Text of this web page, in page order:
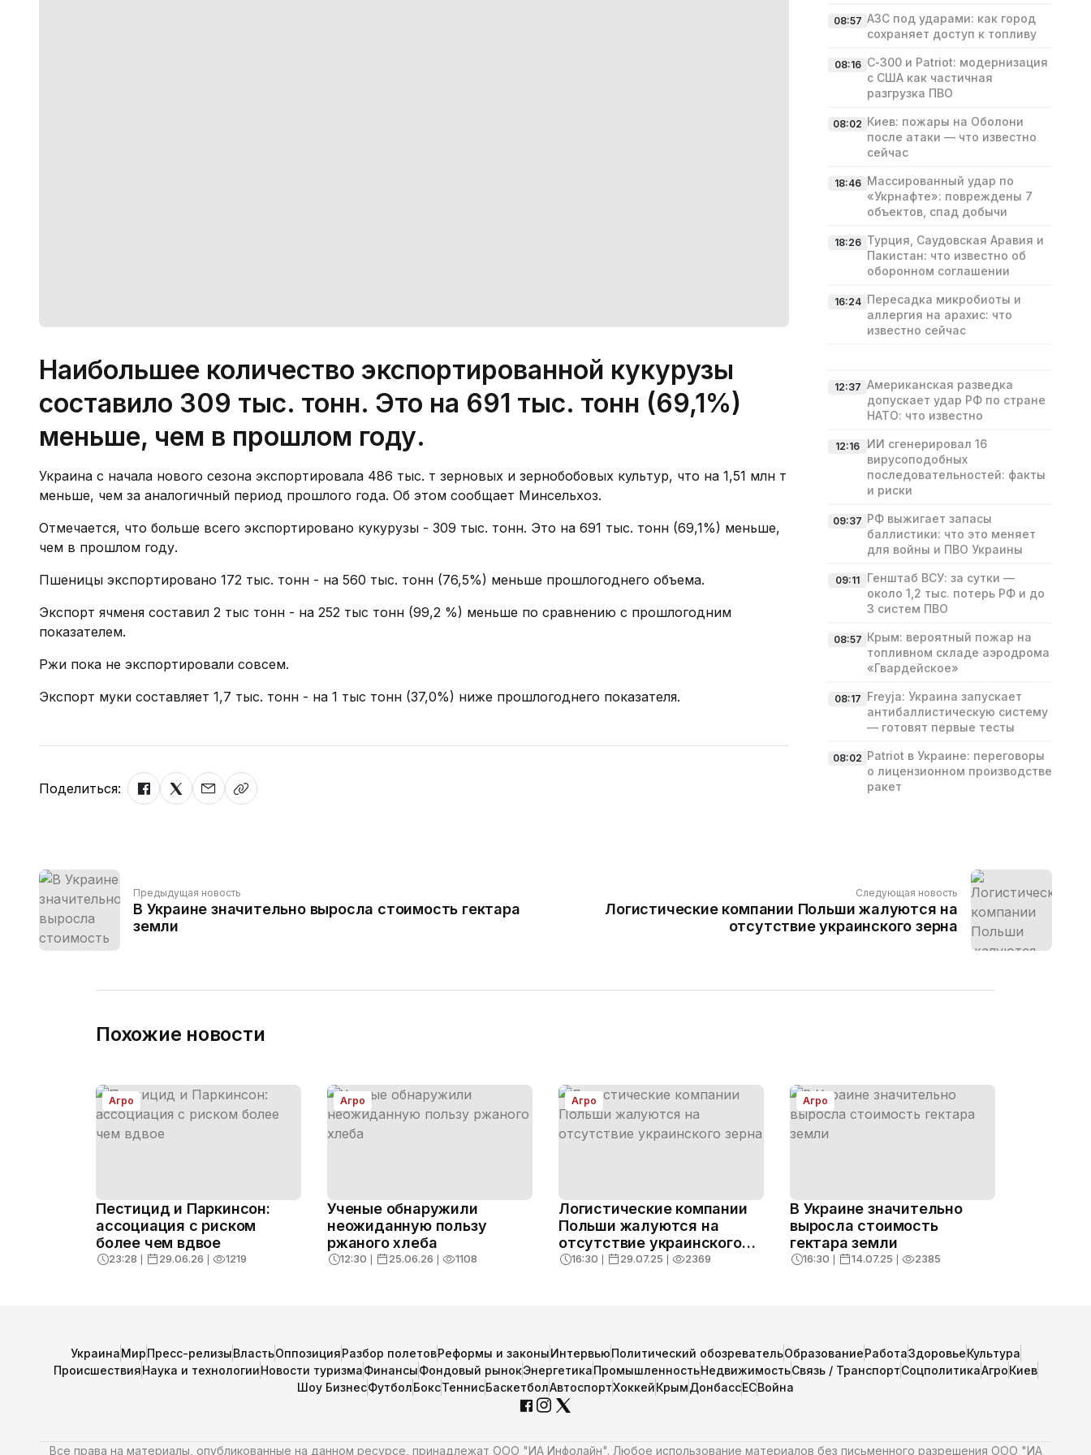
Наибольшее количество экспортированной кукурузы
составило 309 тыс. тонн. Это на 691 тыс. тонн (69,1%)
меньше, чем в прошлом году.
Украина с начала нового сезона экспортировала 486 тыс. т зерновых и зернобобовых культур, что на 1,51 млн т
меньше, чем за аналогичный период прошлого года. Об этом сообщает Минсельхоз.
Отмечается, что больше всего экспортировано кукурузы - 309 тыс. тонн. Это на 691 тыс. тонн (69,1%) меньше,
чем в прошлом году.
Пшеницы экспортировано 172 тыс. тонн - на 560 тыс. тонн (76,5%) меньше прошлогоднего объема.
Экспорт ячменя составил 2 тыс тонн - на 252 тыс тонн (99,2 %) меньше по сравнению с прошлогодним
показателем.
Ржи пока не экспортировали совсем.
Экспорт муки составляет 1,7 тыс. тонн - на 1 тыс тонн (37,0%) ниже прошлогоднего показателя.
Поделиться:
08:57 АЗС под ударами: как город
сохраняет доступ к топливу
08:16 С‑300 и Patriot: модернизация
с США как частичная
разгрузка ПВО
08:02 Киев: пожары на Оболони
после атаки — что известно
сейчас
18:46 Массированный удар по
«Укрнафте»: повреждены 7
объектов, спад добычи
18:26 Турция, Саудовская Аравия и
Пакистан: что известно об
оборонном соглашении
16:24 Пересадка микробиоты и
аллергия на арахис: что
известно сейчас
12:37 Американская разведка
допускает удар РФ по стране
НАТО: что известно
12:16
ИИ сгенерировал 16
вирусоподобных
последовательностей: факты
и риски
09:37 РФ выжигает запасы
баллистики: что это меняет
для войны и ПВО Украины
09:11
Генштаб ВСУ: за сутки —
около 1,2 тыс. потерь РФ и до
3 систем ПВО
08:57 Крым: вероятный пожар на
топливном складе аэродрома
«Гвардейское»
08:17 Freyja: Украина запускает
антибаллистическую систему
— готовят первые тесты
08:02 Patriot в Украине: переговоры
о лицензионном производстве
ракет
Предыдущая новость
В Украине значительно выросла стоимость гектара
земли
Следующая новость
Логистические компании Польши жалуются на
отсутствие украинского зерна
Похожие новости
Агро
Пестицид и Паркинсон:
ассоциация с риском
более чем вдвое
23:28 ❘ 29.06.26 ❘ 1219
Агро
Ученые обнаружили
неожиданную пользу
ржаного хлеба
12:30 ❘ 25.06.26 ❘ 1108
Агро
Логистические компании
Польши жалуются на
отсутствие украинского
зерна
16:30 ❘ 29.07.25 ❘ 2369
Агро
В Украине значительно
выросла стоимость
гектара земли
16:30 ❘ 14.07.25 ❘ 2385
УкраинаМирПресс-релизыВластьОппозицияРазбор полетовРеформы и законыИнтервьюПолитический обозревательОбразованиеРаботаЗдоровьеКультура
ПроисшествияНаука и технологииНовости туризмаФинансыФондовый рынокЭнергетикаПромышленностьНедвижимостьСвязь / ТранспортСоцполитикаАгроКиев
Шоу БизнесФутболБоксТеннисБаскетболАвтоспортХоккейКрымДонбассЕСВойна
Все права на материалы, опубликованные на данном ресурсе, принадлежат ООО "ИА Инфолайн". Любое использование материалов без письменного разрешения ООО "ИА